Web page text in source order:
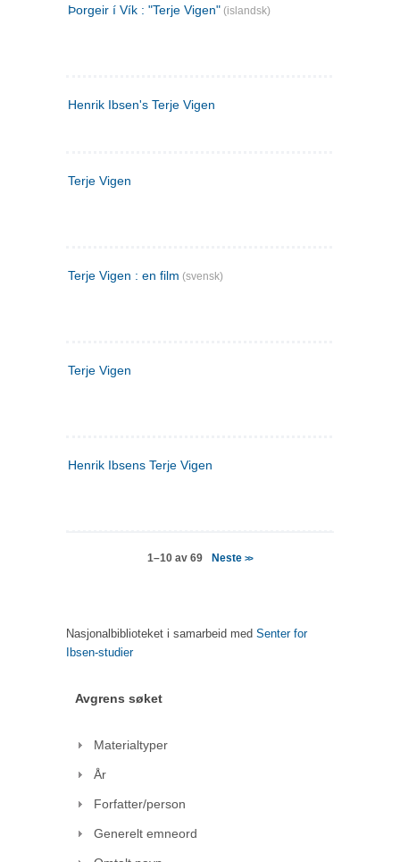
Þorgeir í Vík : "Terje Vigen" (islandsk)
Henrik Ibsen's Terje Vigen
Terje Vigen
Terje Vigen : en film (svensk)
Terje Vigen
Henrik Ibsens Terje Vigen
1–10 av 69 Neste>>
Nasjonalbiblioteket i samarbeid med Senter for
Ibsen-studier
Avgrens søket
Materialtyper
År
Forfatter/person
Generelt emneord